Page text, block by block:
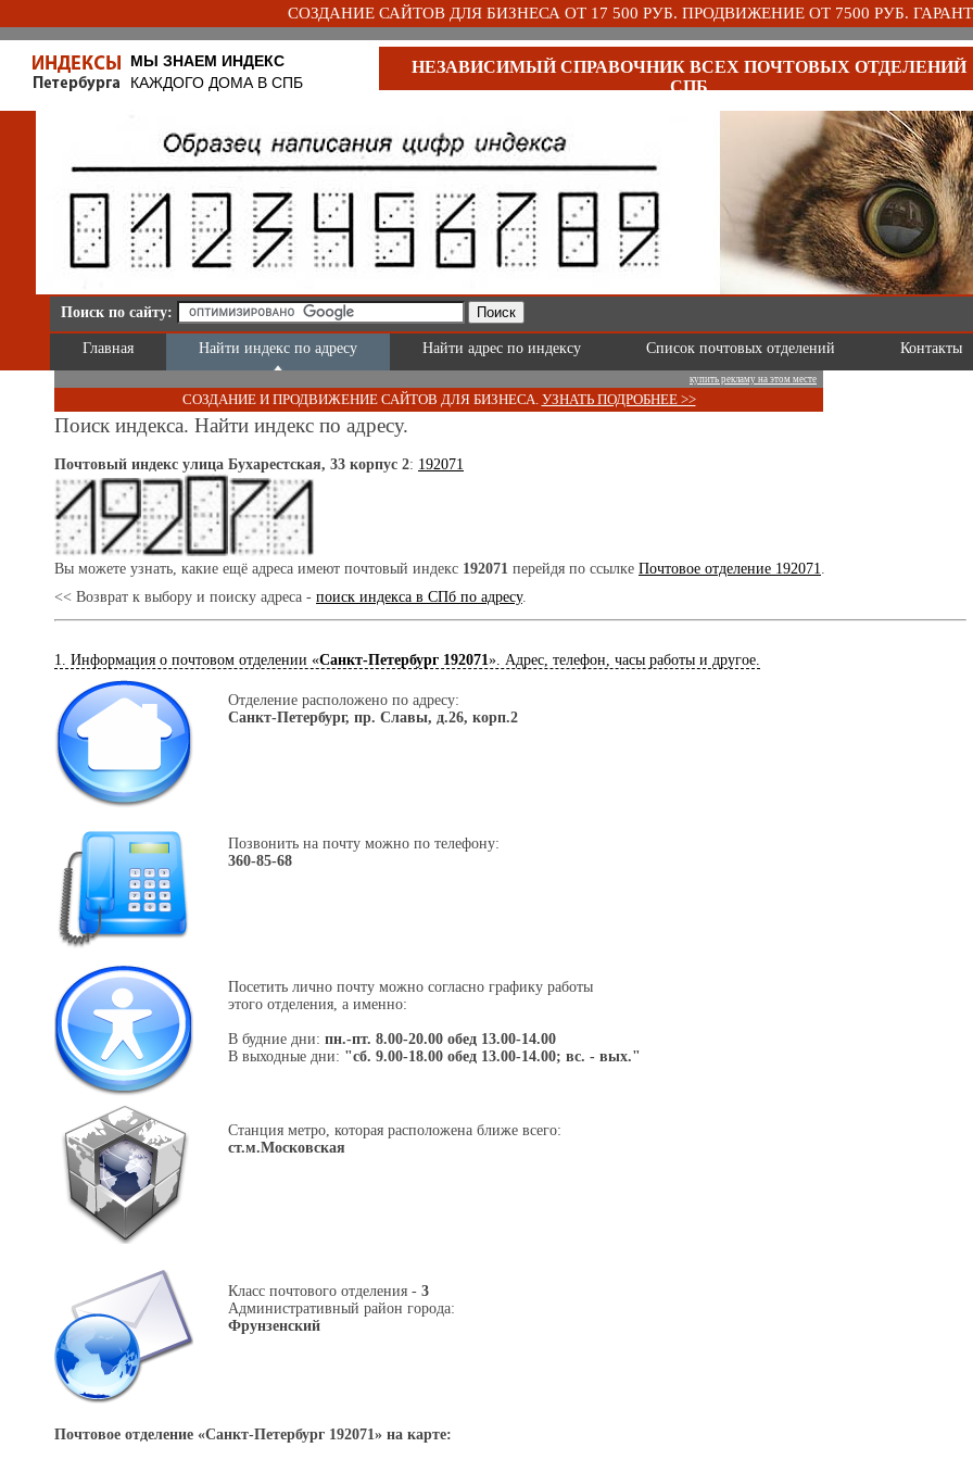
СОЗДАНИЕ САЙТОВ ДЛЯ БИЗНЕСА ОТ 17 500 РУБ. ПРОДВИЖЕНИЕ ОТ 7500 РУБ.
МЫ ЗНАЕМ ИНДЕКС
КАЖДОГО ДОМА В СПБ
НЕЗАВИСИМЫЙ СПРАВОЧНИК ВСЕХ ПОЧТОВЫХ ОТДЕЛЕНИЙ
СПБ
Поиск по сайту:
Главная Найти индекс по адресу Найти адрес по индексу Список почтовых отделений Контакты
купить рекламу на этом месте
СОЗДАНИЕ И ПРОДВИЖЕНИЕ САЙТОВ ДЛЯ БИЗНЕСА. УЗНАТЬ ПОДРОБНЕЕ >>
Поиск индекса. Найти индекс по адресу.
Почтовый индекс улица Бухарестская, 33 корпус 2: 192071
Вы можете узнать, какие ещё адреса имеют почтовый индекс 192071 перейдя по ссылке Почтовое отделение 192071
<< Возврат к выбору и поиску адреса - поиск индекса в СПб по адресу.
1. Информация о почтовом отделении «Санкт-Петербург 192071 ». Адрес, телефон, часы работы и другое.
Отделение расположено по адресу:
Санкт-Петербург, пр. Славы, д.26, корп.2
Позвонить на почту можно по телефону:
360-85-68
Посетить лично почту можно согласно графику работы
этого отделения, а именно:
В будние дни: пн.-пт. 8.00-20.00 обед 13.00-14.00
В выходные дни: "сб. 9.00-18.00 обед 13.00-14.00; вс. - вых."
Станция метро, которая расположена ближе всего:
ст.м.Московская
Класс почтового отделения - 3
Административный район города:
Фрунзенский
Почтовое отделение «Санкт-Петербург 192071 » на карте: